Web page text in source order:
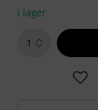
i lager
1